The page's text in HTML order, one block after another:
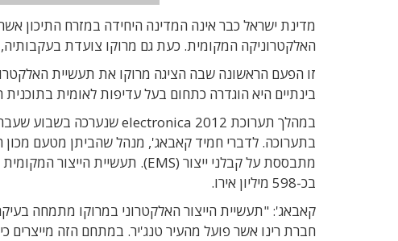
מדינת ישראל כבר אינה המדינה היחידה במזרח התיכון
האלקטרוניקה המקומית. כעת גם מרוקו צועדת
בינתיים היא הוגדרה כתחום בעל עדיפות לאומית בתוכנית הפיתוח הממשלתית לשנת
בתערוכה. לדברי חמיד קאבאג', מנהל שהביתן מטעם
בכ-598 מיליון אירו.
קאבאג': "תעשיית הייצור האלקטרוני במרוקו מתמחה